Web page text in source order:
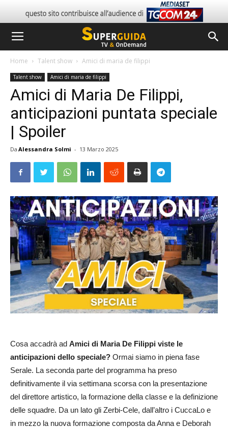
Home Talent show Amici di maria de filippi
Talent show Amici di maria de filippi
Amici di Maria De Filippi,
anticipazioni puntata speciale
| Spoiler
Da Alessandra Solmi - 13 Marzo 2025
Cosa accadrà ad Amici di Maria De Filippi viste le
anticipazioni dello speciale? Ormai siamo in piena fase
Serale. La seconda parte del programma ha preso
definitivamente il via settimana scorsa con la presentazione
del direttore artistico, la formazione della classe e la definizione
delle squadre. Da un lato gli Zerbi-Cele, dall’altro i CuccaLo e
in mezzo la nuova formazione composta da Anna e Deborah